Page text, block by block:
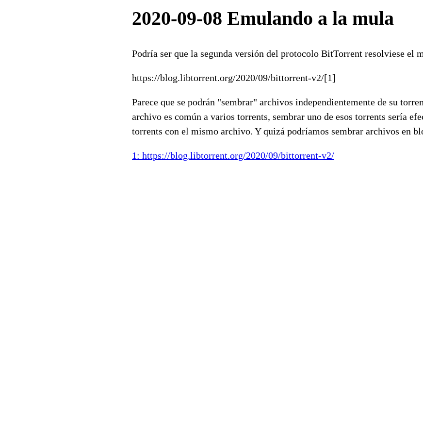
2020-09-08 Emulando a la mula
Podría ser que la segunda versión del protocolo BitTorrent resolviese el
https://blog.libtorrent.org/2020/09/bittorrent-v2/[1]
Parece que se podrán "sembrar" archivos independientemente de su
archivo es común a varios torrents, sembrar uno de esos torrents sería
torrents con el mismo archivo. Y quizá podríamos sembrar archivos en
1: https://blog.libtorrent.org/2020/09/bittorrent-v2/